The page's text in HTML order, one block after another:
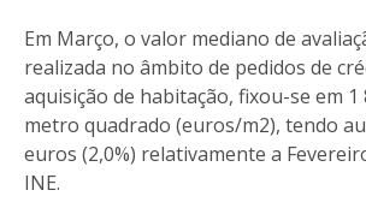
Em Março, o valor mediano de
realizada no âmbito de pedidos de
aquisição de habitação, fixou-se em
metro quadrado (euros/m2), tendo
euros (2,0%) relativamente a
INE.